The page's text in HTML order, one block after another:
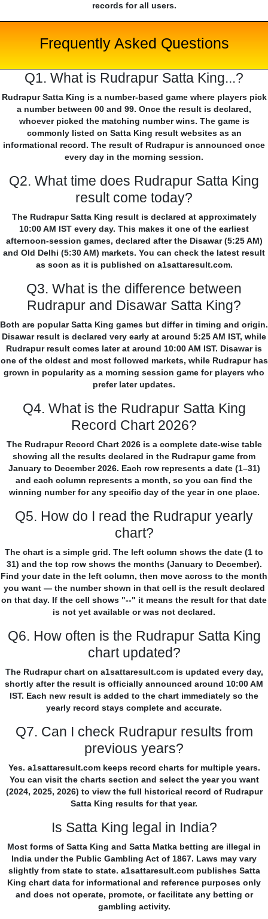
records for all users.
Frequently Asked Questions
Q1. What is Rudrapur Satta King...?
Rudrapur Satta King is a number-based game where players pick
a number between 00 and 99. Once the result is declared,
whoever picked the matching number wins. The game is
commonly listed on Satta King result websites as an
informational record. The result of Rudrapur is announced once
every day in the morning session.
Q2. What time does Rudrapur Satta King
result come today?
The Rudrapur Satta King result is declared at approximately
10:00 AM IST every day. This makes it one of the earliest
afternoon-session games, declared after the Disawar (5:25 AM)
and Old Delhi (5:30 AM) markets. You can check the latest result
as soon as it is published on a1sattaresult.com.
Q3. What is the difference between
Rudrapur and Disawar Satta King?
Both are popular Satta King games but differ in timing and origin.
Disawar result is declared very early at around 5:25 AM IST, while
Rudrapur result comes later at around 10:00 AM IST. Disawar is
one of the oldest and most followed markets, while Rudrapur has
grown in popularity as a morning session game for players who
prefer later updates.
Q4. What is the Rudrapur Satta King
Record Chart 2026?
The Rudrapur Record Chart 2026 is a complete date-wise table
showing all the results declared in the Rudrapur game from
January to December 2026. Each row represents a date (1–31)
and each column represents a month, so you can find the
winning number for any specific day of the year in one place.
Q5. How do I read the Rudrapur yearly
chart?
The chart is a simple grid. The left column shows the date (1 to
31) and the top row shows the months (January to December).
Find your date in the left column, then move across to the month
you want — the number shown in that cell is the result declared
on that day. If the cell shows "--" it means the result for that date
is not yet available or was not declared.
Q6. How often is the Rudrapur Satta King
chart updated?
The Rudrapur chart on a1sattaresult.com is updated every day,
shortly after the result is officially announced around 10:00 AM
IST. Each new result is added to the chart immediately so the
yearly record stays complete and accurate.
Q7. Can I check Rudrapur results from
previous years?
Yes. a1sattaresult.com keeps record charts for multiple years.
You can visit the charts section and select the year you want
(2024, 2025, 2026) to view the full historical record of Rudrapur
Satta King results for that year.
Is Satta King legal in India?
Most forms of Satta King and Satta Matka betting are illegal in
India under the Public Gambling Act of 1867. Laws may vary
slightly from state to state. a1sattaresult.com publishes Satta
King chart data for informational and reference purposes only
and does not operate, promote, or facilitate any betting or
gambling activity.